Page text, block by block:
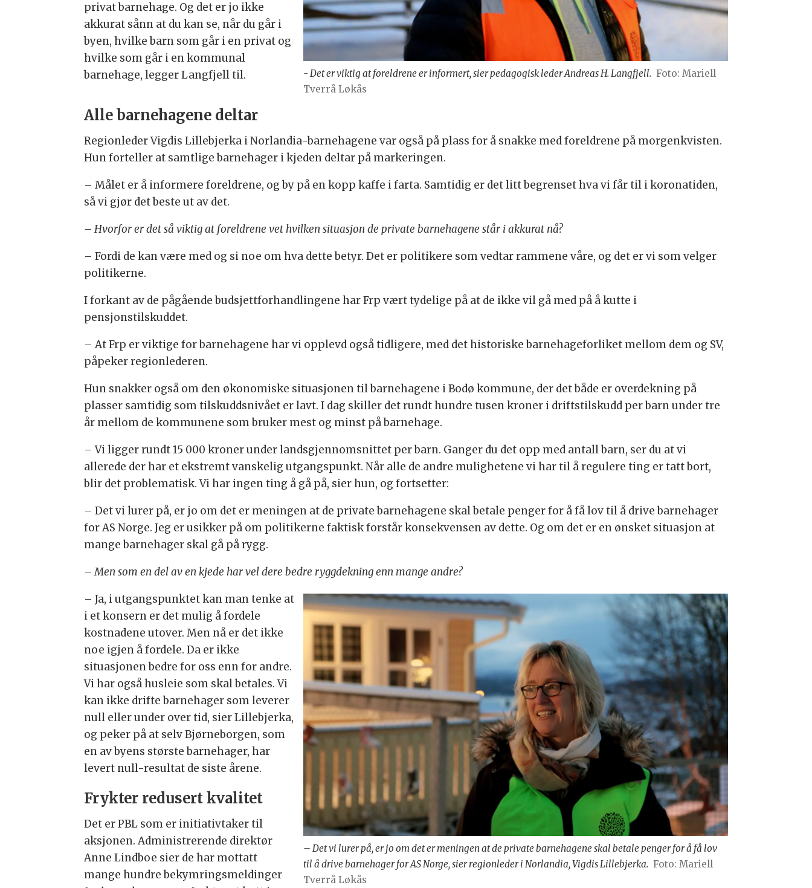
- Det er viktig at foreldrene er informert, sier pedagogisk leder Andreas H. Langfjell. Foto: Mariell
Tverrå Løkås
privat barnehage. Og det er jo ikke
akkurat sånn at du kan se, når du går i
byen, hvilke barn som går i en privat og
hvilke som går i en kommunal
barnehage, legger Langfjell til.
Alle barnehagene deltar
Regionleder Vigdis Lillebjerka i Norlandia-barnehagene var også på plass for å snakke med foreldrene på morgenkvisten.
Hun forteller at samtlige barnehager i kjeden deltar på markeringen.
– Målet er å informere foreldrene, og by på en kopp kaffe i farta. Samtidig er det litt begrenset hva vi får til i koronatiden,
så vi gjør det beste ut av det.
– Hvorfor er det så viktig at foreldrene vet hvilken situasjon de private barnehagene står i akkurat nå?
– Fordi de kan være med og si noe om hva dette betyr. Det er politikere som vedtar rammene våre, og det er vi som velger
politikerne.
I forkant av de pågående budsjettforhandlingene har Frp vært tydelige på at de ikke vil gå med på å kutte i
pensjonstilskuddet.
– At Frp er viktige for barnehagene har vi opplevd også tidligere, med det historiske barnehageforliket mellom dem og SV,
påpeker regionlederen.
Hun snakker også om den økonomiske situasjonen til barnehagene i Bodø kommune, der det både er overdekning på
plasser samtidig som tilskuddsnivået er lavt. I dag skiller det rundt hundre tusen kroner i driftstilskudd per barn under tre
år mellom de kommunene som bruker mest og minst på barnehage.
– Vi ligger rundt 15 000 kroner under landsgjennomsnittet per barn. Ganger du det opp med antall barn, ser du at vi
allerede der har et ekstremt vanskelig utgangspunkt. Når alle de andre mulighetene vi har til å regulere ting er tatt bort,
blir det problematisk. Vi har ingen ting å gå på, sier hun, og fortsetter:
– Det vi lurer på, er jo om det er meningen at de private barnehagene skal betale penger for å få lov til å drive barnehager
for AS Norge. Jeg er usikker på om politikerne faktisk forstår konsekvensen av dette. Og om det er en ønsket situasjon at
mange barnehager skal gå på rygg.
– Men som en del av en kjede har vel dere bedre ryggdekning enn mange andre?
– Det vi lurer på, er jo om det er meningen at de private barnehagene skal betale penger for å få lov
til å drive barnehager for AS Norge, sier regionleder i Norlandia, Vigdis Lillebjerka. Foto: Mariell
Tverrå Løkås
– Ja, i utgangspunktet kan man tenke at
i et konsern er det mulig å fordele
kostnadene utover. Men nå er det ikke
noe igjen å fordele. Da er ikke
situasjonen bedre for oss enn for andre.
Vi har også husleie som skal betales. Vi
kan ikke drifte barnehager som leverer
null eller under over tid, sier Lillebjerka,
og peker på at selv Bjørneborgen, som
en av byens største barnehager, har
levert null-resultat de siste årene.
Frykter redusert kvalitet
Det er PBL som er initiativtaker til
aksjonen. Administrerende direktør
Anne Lindboe sier de har mottatt
mange hundre bekymringsmeldinger